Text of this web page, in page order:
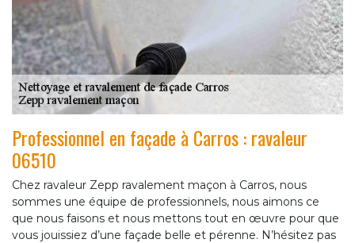
Professionnel en façade à Carros : ravaleur
06510
Chez ravaleur Zepp ravalement maçon à Carros, nous
sommes une équipe de professionnels, nous aimons ce
que nous faisons et nous mettons tout en œuvre pour que
vous jouissiez d’une façade belle et pérenne. N’hésitez pas